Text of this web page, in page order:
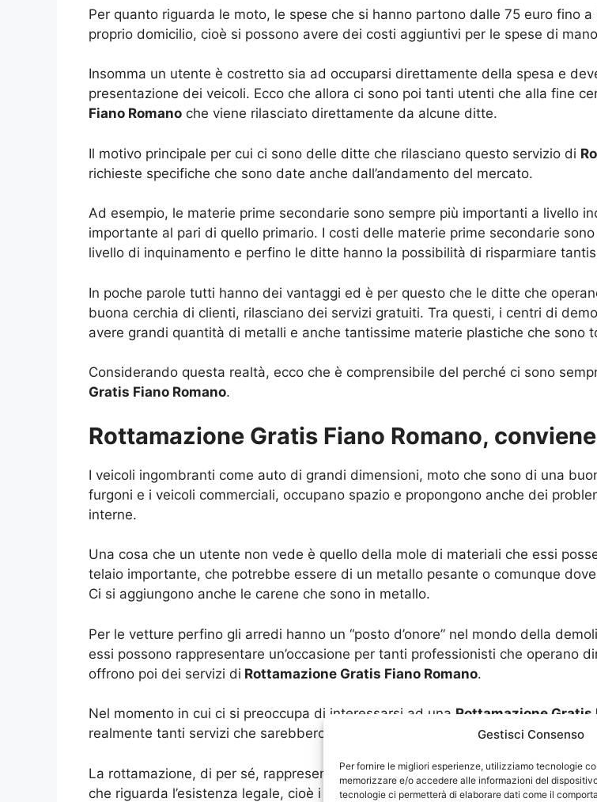
Gestisci Consenso
Per fornire le migliori esperienze, utilizziamo tecnologie
memorizzare e/o accedere alle informazioni del
tecnologie ci permetterà di elaborare dati come il
Per quanto riguarda le moto, le spese che si hanno partono dalle 75 euro fino
proprio domicilio, cioè si possono avere dei costi aggiuntivi per le spese di
Insomma un utente è costretto sia ad occuparsi direttamente della spesa e
presentazione dei veicoli. Ecco che allora ci sono poi tanti utenti che alla fine
Fiano Romano che viene rilasciato direttamente da alcune ditte.
Il motivo principale per cui ci sono delle ditte che rilasciano questo servizio di
richieste specifiche che sono date anche dall’andamento del mercato.
Ad esempio, le materie prime secondarie sono sempre più importanti a livello
importante al pari di quello primario. I costi delle materie prime secondarie
livello di inquinamento e perfino le ditte hanno la possibilità di risparmiare
In poche parole tutti hanno dei vantaggi ed è per questo che le ditte che
buona cerchia di clienti, rilasciano dei servizi gratuiti. Tra questi, i centri di
avere grandi quantità di metalli e anche tantissime materie plastiche che sono
Considerando questa realtà, ecco che è comprensibile del perché ci sono
Gratis Fiano Romano.
Rottamazione Gratis Fiano Romano,
I veicoli ingombranti come auto di grandi dimensioni, moto che sono di una
furgoni e i veicoli commerciali, occupano spazio e propongono anche dei
interne.
Una cosa che un utente non vede è quello della mole di materiali che essi
telaio importante, che potrebbe essere di un metallo pesante o comunque
Ci si aggiungono anche le carene che sono in metallo.
Per le vetture perfino gli arredi hanno un “posto d’onore” nel mondo della
essi possono rappresentare un’occasione per tanti professionisti che operano
offrono poi dei servizi di Rottamazione Gratis Fiano Romano.
Nel momento in cui ci si preoccupa di interessarsi ad una Rottamazione Gratis
realmente tanti servizi che sarebbero a pagamento.
La rottamazione, di per sé, rappresenta la procedura legale che interessa gliiter
che riguarda l’esistenza legale, cioè i documenti, che appartengono ad un